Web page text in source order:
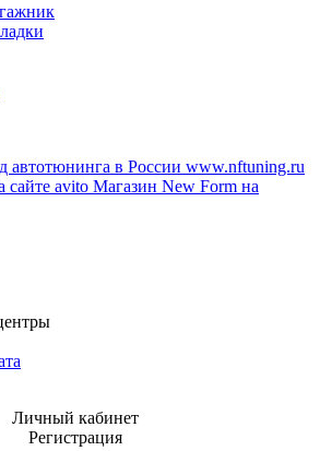
автотюнинга в России www.nftuning.ru
сайте avito Магазин New Form на
Личный кабинет
Регистрация